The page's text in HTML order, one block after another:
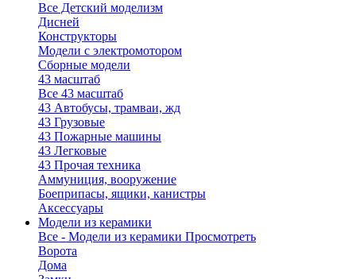
Все Детский моделизм
Дисней
Конструкторы
Модели с электромотором
Сборные модели
43 масштаб
Все 43 масштаб
43 Автобусы, трамваи, жд
43 Грузовые
43 Пожарные машины
43 Легковые
43 Прочая техника
Аммуниция, вооружение
Боеприпасы, ящики, канистры
Аксессуары
Модели из керамики
Все - Модели из керамики Просмотреть
Ворота
Дома